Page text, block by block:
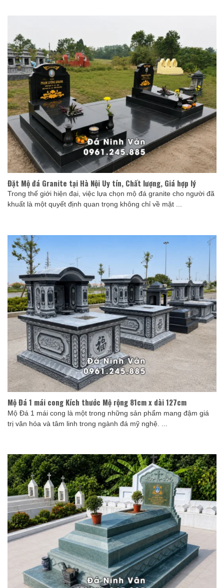
Đặt Mộ đá Granite tại Hà Nội Uy tín, Chất lượng, Giá hợp lý
Trong thế giới hiện đại, việc lựa chọn mộ đá granite cho người đã
khuất là một quyết định quan trọng không chỉ về mặt ...
Mộ Đá 1 mái cong Kích thước Mộ rộng 81cm x dài 127cm
Mộ Đá 1 mái cong là một trong những sản phẩm mang đậm giá
trị văn hóa và tâm linh trong ngành đá mỹ nghệ. ...